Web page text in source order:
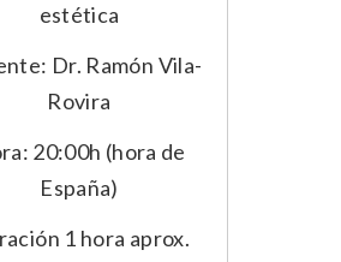
estética
Dr. Ramón Vila-
Rovira
20:00h (hora de
España)
1 hora aprox.